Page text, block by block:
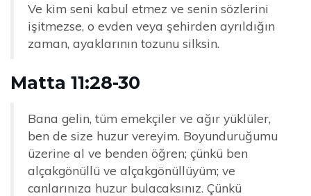
Ve kim seni kabul etmez ve senin sözlerini
işitmezse, o evden veya şehirden ayrıldığın
zaman, ayaklarının tozunu silksin.
Matta 11:28-30
Bana gelin, tüm emekçiler ve ağır yüklüler,
ben de size huzur vereyim. Boyunduruğumu
üzerine al ve benden öğren; çünkü ben
alçakgönüllü ve alçakgönüllüyüm; ve
canlarınıza huzur bulacaksınız. Çünkü